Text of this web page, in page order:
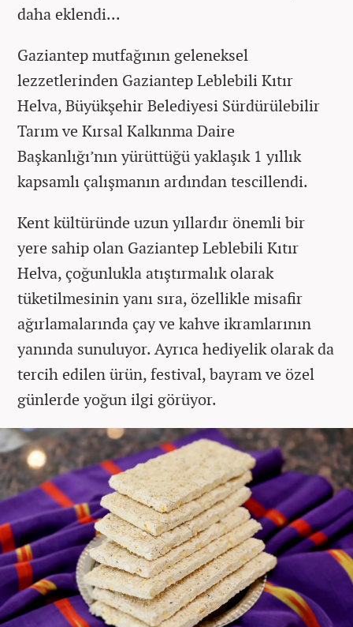
daha eklendi...
Gaziantep mutfağının geleneksel
lezzetlerinden Gaziantep Leblebili Kıtır
Helva, Büyükşehir Belediyesi Sürdürülebilir
Tarım ve Kırsal Kalkınma Daire
Başkanlığı’nın yürüttüğü yaklaşık 1 yıllık
kapsamlı çalışmanın ardından tescillendi.
Kent kültüründe uzun yıllardır önemli bir
yere sahip olan Gaziantep Leblebili Kıtır
Helva, çoğunlukla atıştırmalık olarak
tüketilmesinin yanı sıra, özellikle misafir
ağırlamalarında çay ve kahve ikramlarının
yanında sunuluyor. Ayrıca hediyelik olarak da
tercih edilen ürün, festival, bayram ve özel
günlerde yoğun ilgi görüyor.